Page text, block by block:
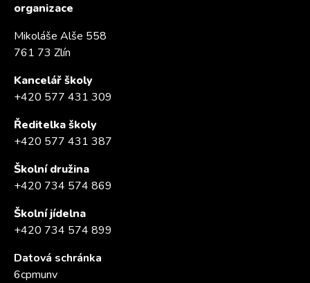
organizace
Mikoláše Alše 558
761 73 Zlín
Kancelář školy
+420 577 431 309
Ředitelka školy
+420 577 431 387
Školní družina
+420 734 574 869
Školní jídelna
+420 734 574 899
Datová schránka
6cpmunv